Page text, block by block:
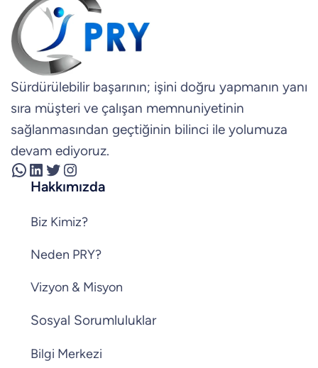
Sürdürülebilir başarının; işini doğru yapmanın yanı
sıra müşteri ve çalışan memnuniyetinin
sağlanmasından geçtiğinin bilinci ile yolumuza
devam ediyoruz.
WhatsApp LinkedIn Twitter Instagram
Hakkımızda
Biz Kimiz?
Neden PRY?
Vizyon & Misyon
Sosyal Sorumluluklar
Bilgi Merkezi